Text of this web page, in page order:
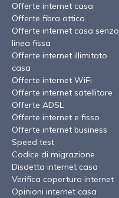
Offerte internet casa
Offerte fibra ottica
Offerte internet casa senza
linea fissa
Offerte internet illimitato
casa
Offerte internet WiFi
Offerte internet satellitare
Offerte ADSL
Offerte internet e fisso
Offerte internet business
Speed test
Codice di migrazione
Disdetta internet casa
Verifica copertura internet
Opinioni internet casa